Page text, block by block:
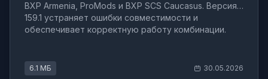
BXP Armenia, ProMods и BXP SCS Caucasus. Версия
159.1 устраняет ошибки совместимости и
обеспечивает корректную работу комбинации.
6.1 МБ 30.05.2026